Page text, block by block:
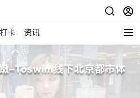
打卡 资讯
–Toswim线下北京都市体